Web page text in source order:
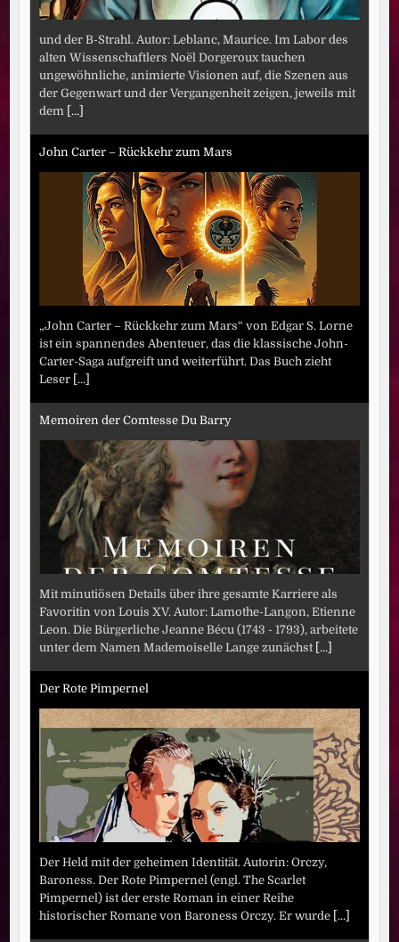
und der B-Strahl. Autor: Leblanc, Maurice. Im Labor des
alten Wissenschaftlers Noël Dorgeroux tauchen
ungewöhnliche, animierte Visionen auf, die Szenen aus
der Gegenwart und der Vergangenheit zeigen, jeweils mit
dem [...]
John Carter – Rückkehr zum Mars
„John Carter – Rückkehr zum Mars“ von Edgar S. Lorne
ist ein spannendes Abenteuer, das die klassische John-
Carter-Saga aufgreift und weiterführt. Das Buch zieht
Leser [...]
Memoiren der Comtesse Du Barry
Mit minutiösen Details über ihre gesamte Karriere als
Favoritin von Louis XV. Autor: Lamothe-Langon, Etienne
Leon. Die Bürgerliche Jeanne Bécu (1743 - 1793), arbeitete
unter dem Namen Mademoiselle Lange zunächst [...]
Der Rote Pimpernel
Der Held mit der geheimen Identität. Autorin: Orczy,
Baroness. Der Rote Pimpernel (engl. The Scarlet
Pimpernel) ist der erste Roman in einer Reihe
historischer Romane von Baroness Orczy. Er wurde [...]